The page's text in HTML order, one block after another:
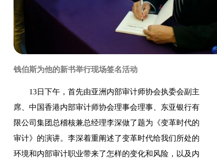
钱伯斯为他的新书举行现场签名活动
13日下午，首先由亚洲内部审计师协会执委会副主
席、中国香港内部审计师协会理事会理事、东亚银行有
限公司集团总稽核兼总经理李深做了题为《变革时代的
审计》的演讲。李深着重阐述了变革时代给我们所处的
环境和内部审计职业带来了怎样的变化和风险，以及内